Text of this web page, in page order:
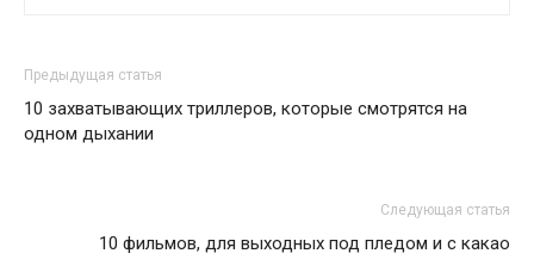
Предыдущая статья
10 захватывающих триллеров, которые смотрятся на
одном дыхании
Следующая статья
10 фильмов, для выходных под пледом и с какао